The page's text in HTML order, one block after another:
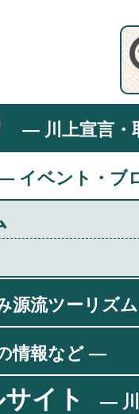
― 川上宣言・
イベント・ブ
源流ツーリズ
情報など ―
イト ―